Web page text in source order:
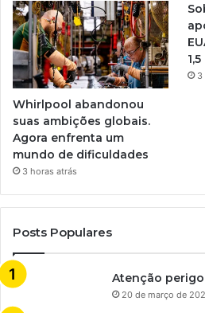
Whirlpool abandonou
suas ambições globais.
Agora enfrenta um
mundo de dificuldades
3 horas atrás
3
Posts Populares
Atenção
20 de março de